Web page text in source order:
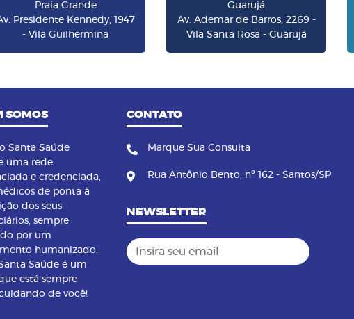
Praia Grande
Presidente Kennedy, 1947
- Vila Guilhermina
Guarujá
Av. Ademar de Barros, 2269 -
Vila Santa Rosa - Guarujá
SOMOS
Santa Saúde
uma rede
e credenciada,
de ponta à
dos seus
sempre
por um
humanizado.
Saúde é um
está sempre
de você!
CONTATO
Marque Sua Consulta
Rua Antônio Bento, nº 162 - Santos/SP
NEWSLETTER
Insira seu email